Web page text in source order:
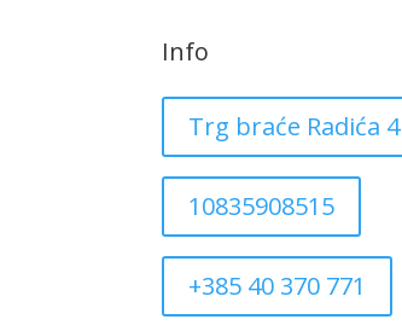
Info
Trg braće Radića 4
10835908515
+385 40 370 771